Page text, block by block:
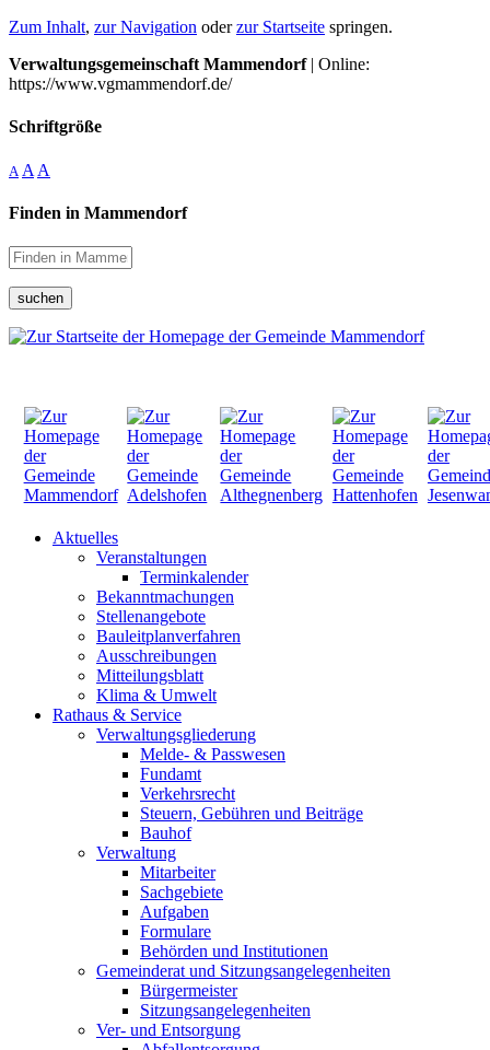
Zum Inhalt, zur Navigation oderzur Startseite springen.
Verwaltungsgemeinschaft Mammendorf| Online:
https://www.vgmammendorf.de/
Schriftgröße
A A A
Finden in Mammendorf
suchen
Aktuelles
Veranstaltungen
Terminkalender
Bekanntmachungen
Stellenangebote
Bauleitplanverfahren
Ausschreibungen
Mitteilungsblatt
Klima & Umwelt
Rathaus & Service
Verwaltungsgliederung
Melde- & Passwesen
Fundamt
Verkehrsrecht
Steuern, Gebühren und Beiträge
Bauhof
Verwaltung
Mitarbeiter
Sachgebiete
Aufgaben
Formulare
Behörden und Institutionen
Gemeinderat und Sitzungsangelegenheiten
Bürgermeister
Sitzungsangelegenheiten
Ver- und Entsorgung